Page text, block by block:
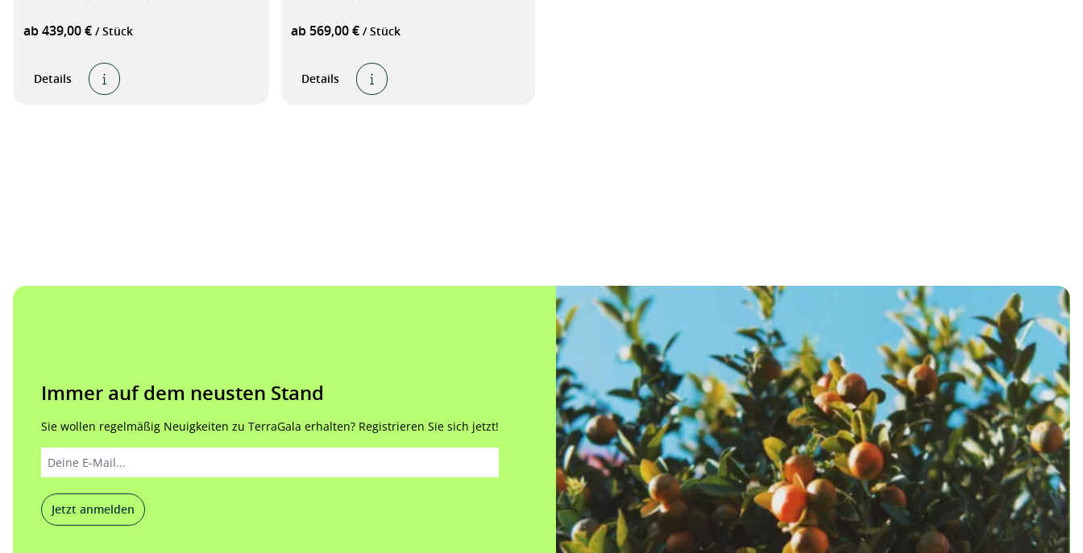
ab 439,00 € / Stück
Details
ab 569,00 € / Stück
Details
Immer auf dem neusten Stand
Sie wollen regelmäßig Neuigkeiten zu TerraGala erhalten? Registrieren Sie sich jetzt!
Jetzt anmelden